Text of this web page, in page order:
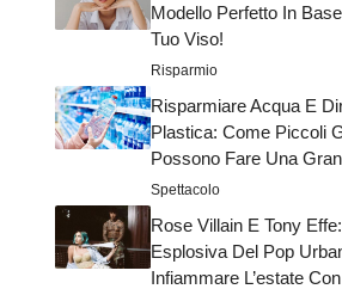
Modello Perfetto In
Tuo Viso!
Risparmio
Risparmiare Acqua E
Plastica: Come Piccoli
Possono Fare Una
Spettacolo
Rose Villain E Tony
Esplosiva Del Pop
Infiammare L’estate